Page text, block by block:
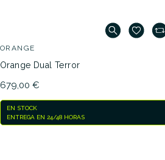
ORANGE
Orange Dual Terror
679,00 €
EN STOCK
ENTREGA EN 24/48 HORAS